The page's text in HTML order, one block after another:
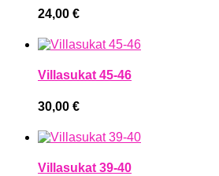
24,00 €
Villasukat 45-46
30,00 €
Villasukat 39-40